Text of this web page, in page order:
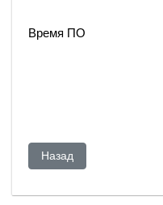
Время ПО
Предыдущий: Призрак
Назад